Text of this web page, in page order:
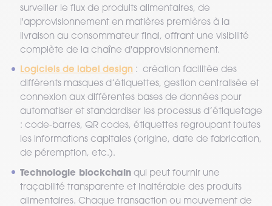
surveiller le flux de produits alimentaires, de
l'approvisionnement en matières premières à la
livraison au consommateur final, offrant une visibilité
complète de la chaîne d'approvisionnement.
Logiciels de label design : création facilitée des
différents masques d’étiquettes, gestion centralisée et
connexion aux différentes bases de données pour
automatiser et standardiser les processus d’étiquetage
: code-barres, QR codes, étiquettes regroupant toutes
les informations capitales (origine, date de fabrication,
de péremption, etc.).
Technologie blockchain qui peut fournir une
traçabilité transparente et inaltérable des produits
alimentaires. Chaque transaction ou mouvement de